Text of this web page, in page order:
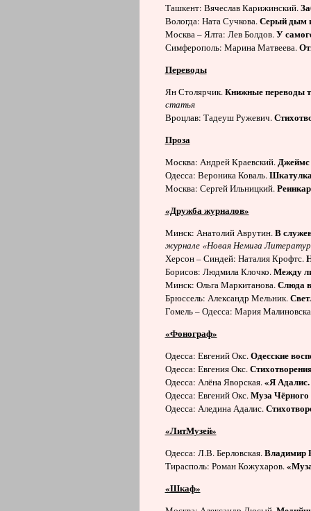
Ташкент: Вячеслав Карижинский.
Вологда: Ната Сучкова.Серый дым
Москва – Ялта: Лев Болдов.У
Симферополь: Марина Матвеева.
Переводы
Ян Столярчик.Книжные переводы
статья
Вроцлав: Тадеуш Ружевич.
Проза
Москва: Андрей Краевский.
Одесса: Вероника Коваль.
Москва: Сергей Ильницкий.
«Дружба журналов»
Минск: Анатолий Аврутин.В
журнале «Новая Немига
Херсон – Синдей: Наталия Крофтс.
Борисов: Людмила Клочко.Между
Минск: Ольга Маркитанова.Слюда
Брюссель: Александр Мельник.
Гомель – Одесса: Мария
«Фонограф»
Одесса: Евгений Окс.Одесские
Одесса: Евгения Окс.
Одесса: Алёна Яворская.«Я
Одесса: Евгений Окс.Муза
Одесса: Аледина Адалис.
«ЛитМузей»
Одесса: Л.В. Берловская.Владимир
Тирасполь: Роман Кожухаров.
«Шкаф»